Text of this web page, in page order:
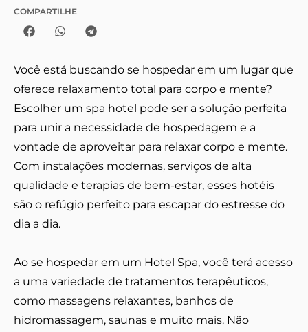
COMPARTILHE
Você está buscando se hospedar em um lugar que
oferece relaxamento total para corpo e mente?
Escolher um spa hotel pode ser a solução perfeita
para unir a necessidade de hospedagem e a
vontade de aproveitar para relaxar corpo e mente.
Com instalações modernas, serviços de alta
qualidade e terapias de bem-estar, esses hotéis
são o refúgio perfeito para escapar do estresse do
dia a dia.
Ao se hospedar em um Hotel Spa, você terá acesso
a uma variedade de tratamentos terapêuticos,
como massagens relaxantes, banhos de
hidromassagem, saunas e muito mais. Não